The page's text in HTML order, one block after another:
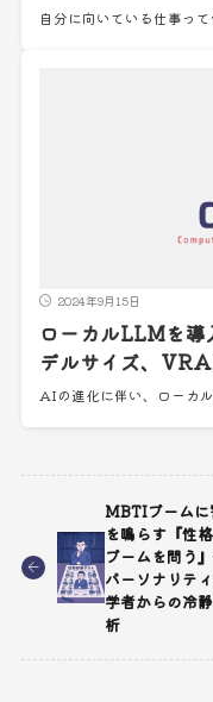
自分に向いている仕事っ
2024年9月15日
ローカルLLMを導
デルサイズ、
AIの進化に伴い、ローカ
MBTIブームに
を鳴らす『性
ブームを問う
パーソナリテ
学者からの冷
析